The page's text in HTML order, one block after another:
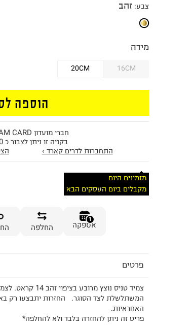
צבע: זהב
מידה
16CM
20CM
הוספה
חברי מועדון DREAM CARD
בקניה זו ניתן לצבור כ 70 נקודות
התחברות לדרים קארד ›
מזמינים היום
מקבלים ביום העסקים הבא
1
אספקה החלפה
פרטים
המשתלשלת לצד הסוגר. החזרות יתבצעו רק
האחראיות.
פריט זה ניתן להחזרה בלבד ולא להחלפה*